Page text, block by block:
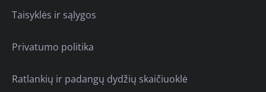
Taisyklės ir sąlygos
Privatumo politika
Ratlankių ir padangų dydžių skaičiuoklė